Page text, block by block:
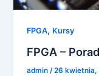
FPGA, Kursy
FPGA –
admin/26 kwietnia,